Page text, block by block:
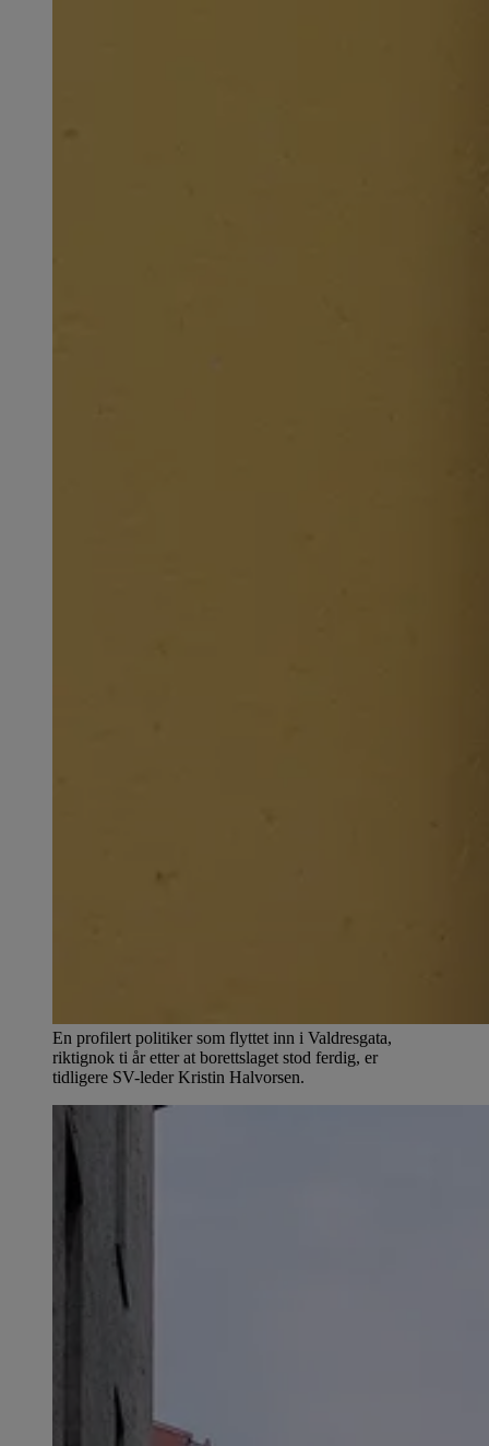
En profilert politiker som flyttet inn i Valdresgata,
riktignok ti år etter at borettslaget stod ferdig, er
tidligere SV-leder Kristin Halvorsen.